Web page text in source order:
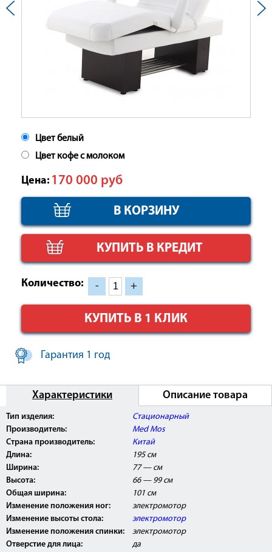
Цвет белый
Цвет кофе с молоком
Цена: 170 000 руб
КУПИТЬ В КРЕДИТ
Количество: - +
КУПИТЬ В 1 КЛИК
Гарантия 1 год
Характеристики Описание товара
Тип изделия:
Стационарный
Производитель:
Med Mos
Страна производитель:
Китай
Длина:
195 см
Ширина:
77 — см
Высота:
66 — 99 см
Общая ширина:
101 см
Изменение положения ног:
электромотор
Изменение высоты стола:
электромотор
Изменение положения спинки:
электромотор
Отверстие для лица:
да
Данное изделие поставляется с
Регистрационным Удостоверением Росздравнадзора
РФ и может быть использовано в медицинских
центрах, ЛПУ, а так же косметологических и
массажных кабинетах.